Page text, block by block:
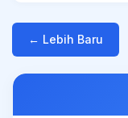
← Lebih Baru